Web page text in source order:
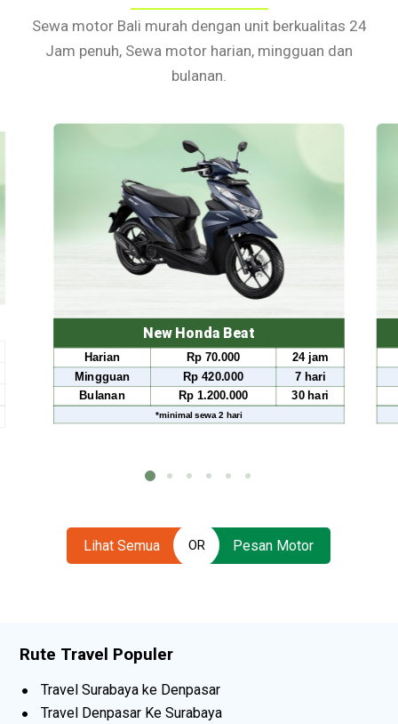
Sewa motor Bali murah dengan unit berkualitas 24
Jam penuh, Sewa motor harian, mingguan dan
bulanan.
New Honda Beat
Rp 70.000 24 jam
Rp 420.000 7 hari
Rp 1.200.000 30 hari
2 hari
Harian
Mingguan
Bulanan
Lihat Semua OR Pesan Motor
Rute Travel Populer
Travel Surabaya ke Denpasar
Travel Denpasar Ke Surabaya